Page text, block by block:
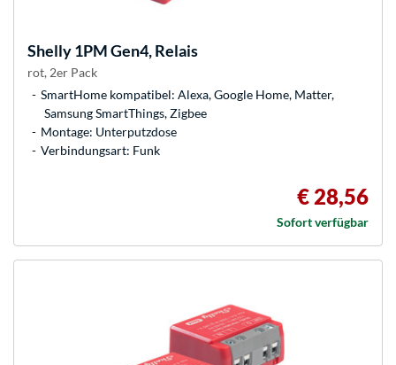
Shelly1PM Gen4, Relais
rot, 2er Pack
SmartHome kompatibel: Alexa, Google Home, Matter,
Samsung SmartThings, Zigbee
Montage: Unterputzdose
Verbindungsart: Funk
€ 28,56
Sofort verfügbar